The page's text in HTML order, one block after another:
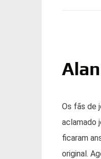
Os fãs de
aclamado
ficaram
original.